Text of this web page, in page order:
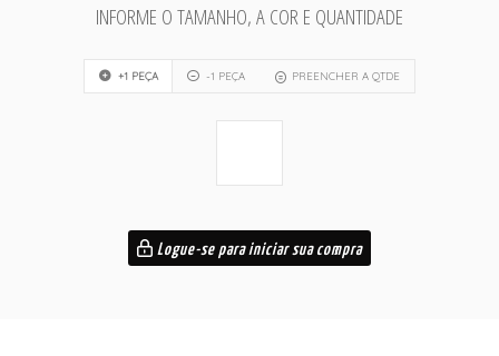
INFORME O TAMANHO, A COR E QUANTIDADE
+1 PEÇA -1 PEÇA PREENCHER A QTDE
Logue-se para iniciar sua compra